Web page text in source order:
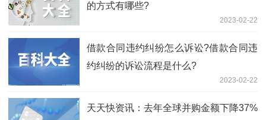
的方式有哪些?
2023-02-22
借款合同违约纠纷怎么诉讼?借款合同违
约纠纷的诉讼流程是什么?
2023-02-22
天天快资讯：去年全球并购金额下降37%